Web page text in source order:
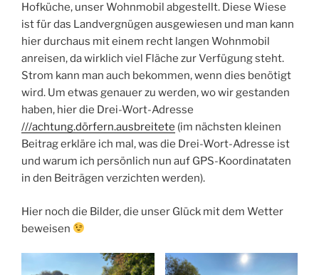
Hofküche, unser Wohnmobil abgestellt. Diese Wiese
ist für das Landvergnügen ausgewiesen und man kann
hier durchaus mit einem recht langen Wohnmobil
anreisen, da wirklich viel Fläche zur Verfügung steht.
Strom kann man auch bekommen, wenn dies benötigt
wird. Um etwas genauer zu werden, wo wir gestanden
haben, hier die Drei-Wort-Adresse
///achtung.dörfern.ausbreitete (im nächsten kleinen
Beitrag erkläre ich mal, was die Drei-Wort-Adresse ist
und warum ich persönlich nun auf GPS-Koordinataten
in den Beiträgen verzichten werden).
Hier noch die Bilder, die unser Glück mit dem Wetter
beweisen